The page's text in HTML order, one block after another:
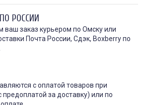
РОССИИ
ваш заказ курьером по Омску или
Почта России, Сдэк, Boxberry по
с оплатой товаров при
предоплатой за доставку) или по